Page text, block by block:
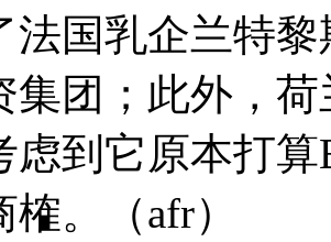
法国乳企兰特
集团；此外，
虑到它原本打算
。（afr）